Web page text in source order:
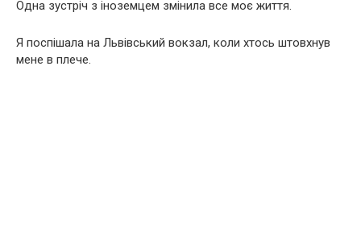
Одна зустріч з іноземцем змінила все моє життя.
Я поспішала на Львівський вокзал, коли хтось штовхнув
мене в плече.